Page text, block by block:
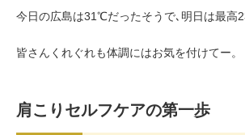
今日の広島は31℃だったそうで､明日は最高
皆さんくれぐれも体調にはお気を付けてー。
肩こりセルフケアの第一歩